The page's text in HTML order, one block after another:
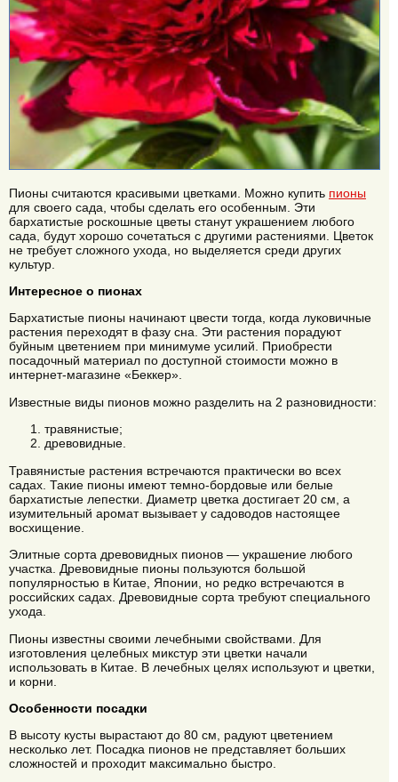
Пионы считаются красивыми цветками. Можно купить пионы
для своего сада, чтобы сделать его особенным. Эти
бархатистые роскошные цветы станут украшением любого
сада, будут хорошо сочетаться с другими растениями. Цветок
не требует сложного ухода, но выделяется среди других
культур.
Интересное о пионах
Бархатистые пионы начинают цвести тогда, когда луковичные
растения переходят в фазу сна. Эти растения порадуют
буйным цветением при минимуме усилий. Приобрести
посадочный материал по доступной стоимости можно в
интернет-магазине «Беккер».
Известные виды пионов можно разделить на 2 разновидности:
травянистые;
древовидные.
Травянистые растения встречаются практически во всех
садах. Такие пионы имеют темно-бордовые или белые
бархатистые лепестки. Диаметр цветка достигает 20 см, а
изумительный аромат вызывает у садоводов настоящее
восхищение.
Элитные сорта древовидных пионов — украшение любого
участка. Древовидные пионы пользуются большой
популярностью в Китае, Японии, но редко встречаются в
российских садах. Древовидные сорта требуют специального
ухода.
Пионы известны своими лечебными свойствами. Для
изготовления целебных микстур эти цветки начали
использовать в Китае. В лечебных целях используют и цветки,
и корни.
Особенности посадки
В высоту кусты вырастают до 80 см, радуют цветением
несколько лет. Посадка пионов не представляет больших
сложностей и проходит максимально быстро.